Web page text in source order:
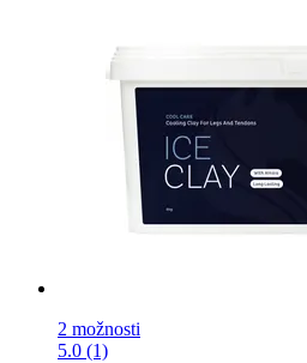
2 možnosti
5.0 (1)